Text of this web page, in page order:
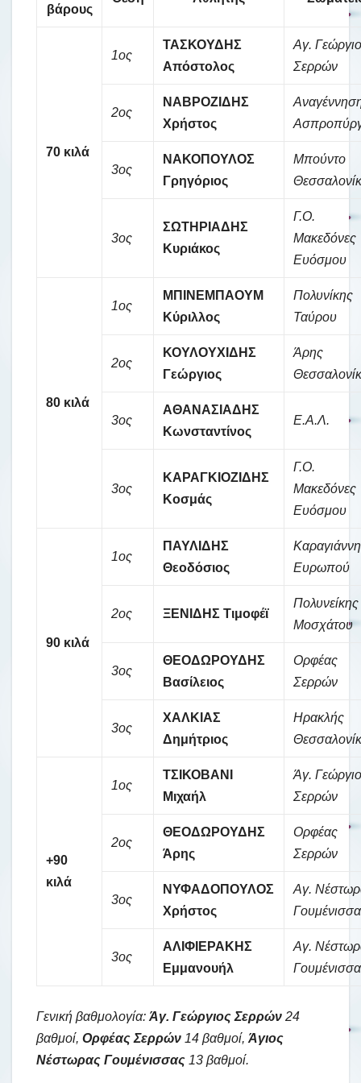
βάρους
70 κιλά
1ος
ΤΑΣΚΟΥΔΗΣ
Απόστολος
Αγ.
Σερρών
2ος
ΝΑΒΡΟΖΙΔΗΣ
Χρήστος
3ος
ΝΑΚΟΠΟΥΛΟΣ
Γρηγόριος
Μπούντο
3ος
ΣΩΤΗΡΙΑΔΗΣ
Κυριάκος
Γ.Ο.
Μακεδόνες
Ευόσμου
80 κιλά
1ος
ΜΠΙΝΕΜΠΑΟΥΜ
Κύριλλος
Πολυνίκης
Ταύρου
2ος
ΚΟΥΛΟΥΧΙΔΗΣ
Γεώργιος
Άρης
3ος
ΑΘΑΝΑΣΙΑΔΗΣ
Κωνσταντίνος
Ε.Α.Λ.
3ος
ΚΑΡΑΓΚΙΟΖΙΔΗΣ
Κοσμάς
Γ.Ο.
Μακεδόνες
Ευόσμου
90 κιλά
1ος
ΠΑΥΛΙΔΗΣ
Θεοδόσιος
Ευρωπού
2ος ΞΕΝΙΔΗΣ Τιμοφέϊ
Πολυνείκης
Μοσχάτου
3ος
ΘΕΟΔΩΡΟΥΔΗΣ
Βασίλειος
Ορφέας
Σερρών
3ος
ΧΑΛΚΙΑΣ
Δημήτριος
Ηρακλής
+90
κιλά
1ος
ΤΣΙΚΟΒΑΝΙ
Μιχαήλ
Άγ.
Σερρών
2ος
ΘΕΟΔΩΡΟΥΔΗΣ
Άρης
Ορφέας
Σερρών
3ος
ΝΥΦΑΔΟΠΟΥΛΟΣ
Χρήστος
Αγ.
3ος
ΑΛΙΦΙΕΡΑΚΗΣ
Εμμανουήλ
Αγ.
Γενική βαθμολογία: Άγ. Γεώργιος Σερρών 24
βαθμοί, Ορφέας Σερρών 14 βαθμοί, Άγιος
Νέστωρας Γουμένισσας 13 βαθμοί.